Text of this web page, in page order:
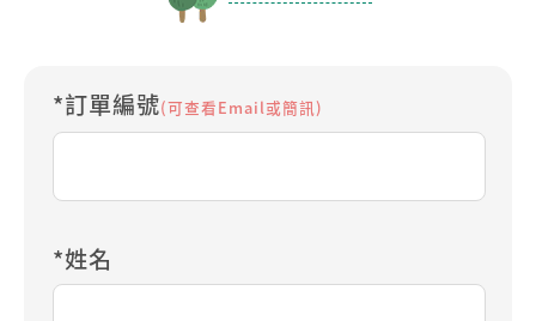
*訂單編號(可查看Email或簡訊)
*姓名